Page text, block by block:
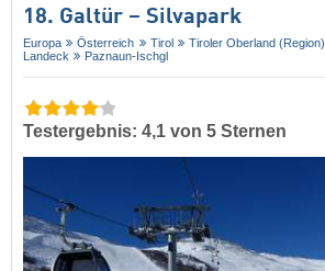
18. Galtür – Silvapark
Europa Österreich Tirol
Tiroler Oberland (Region)
Landeck
Paznaun-Ischgl
Testergebnis: 4,1 von 5 Sternen